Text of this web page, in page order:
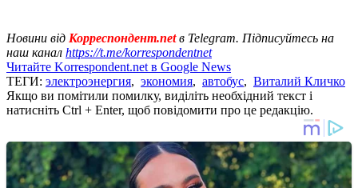
Новини від Корреспондент.netв Telegram. Підписуйтесь на
наш канал https://t.me/korrespondentnet
Читайте Korrespondent.net в Google News
ТЕГИ: электроэнергия, экономия, автобус, Виталий Кличко
Якщо ви помітили помилку, виділіть необхідний текст і
натисніть Ctrl + Enter, щоб повідомити про це редакцію.